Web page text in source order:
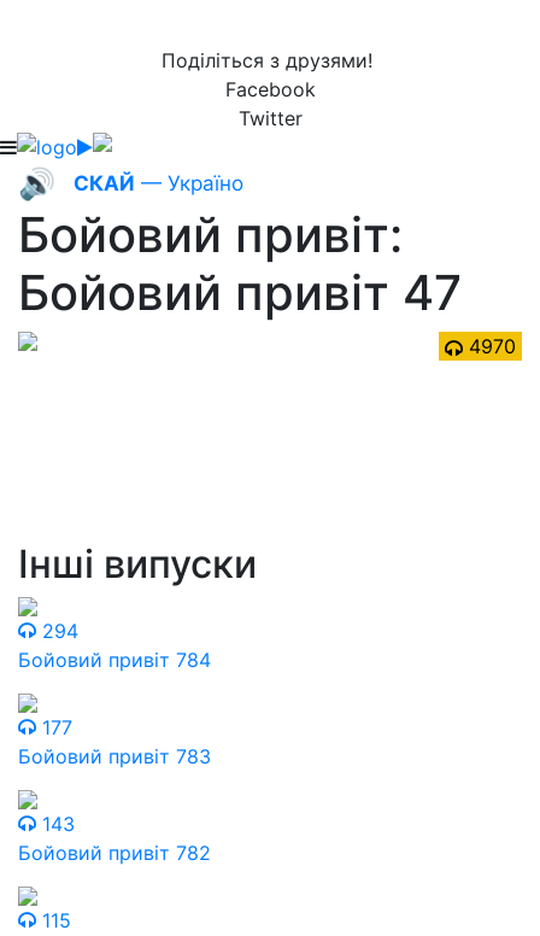
Поділіться з друзями!
Facebook
Twitter
🔊 СКАЙ — Україно
Бойовий привіт:
Бойовий привіт 47
4970
Інші випуски
294
Бойовий привіт 784
177
Бойовий привіт 783
143
Бойовий привіт 782
115